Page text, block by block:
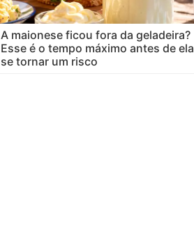
A maionese ficou fora da geladeira?
Esse é o tempo máximo antes de ela
se tornar um risco